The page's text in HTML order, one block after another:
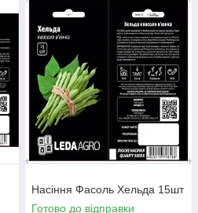
Насіння Фасоль Хельда 15шт
Готово до відправки